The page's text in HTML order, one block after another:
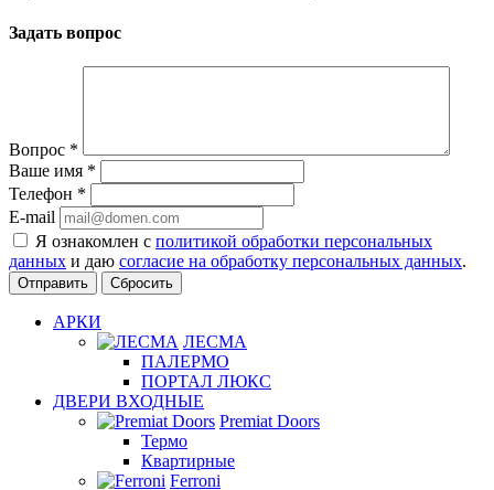
Задать вопрос
Вопрос *
Ваше имя *
Телефон *
E-mail
Я ознакомлен с политикой обработки персональных
данных и даю согласие на обработку персональных данных.
Сбросить
АРКИ
ЛЕСМА
ПАЛЕРМО
ПОРТАЛ ЛЮКС
ДВЕРИ ВХОДНЫЕ
Premiat Doors
Термо
Квартирные
Ferroni